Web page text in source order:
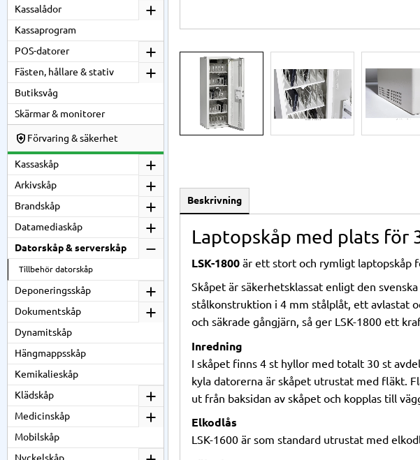
Beskrivning
Laptopskåp med plats för
LSK-1800 är ett stort och rymligt laptopskåp
Skåpet är säkerhetsklassat enligt den
stålkonstruktion i 4 mm stålplåt, ett avlastat
och säkrade gångjärn, så ger LSK-1800 ett
Inredning
I skåpet finns 4 st hyllor med totalt 30 st
kyla datorerna är skåpet utrustat med fläkt.
ut från baksidan av skåpet och kopplas till
Elkodlås
LSK-1600 är som standard utrustat med
Kassalådor
Kassaprogram
POS-datorer
Fästen, hållare & stativ
Butiksvåg
Skärmar & monitorer
Förvaring & säkerhet
Kassaskåp
Arkivskåp
Brandskåp
Datamediaskåp
Datorskåp & serverskåp
Tillbehör datorskåp
Deponeringsskåp
Dokumentskåp
Dynamitskåp
Hängmappsskåp
Kemikalieskåp
Klädskåp
Medicinskåp
Mobilskåp